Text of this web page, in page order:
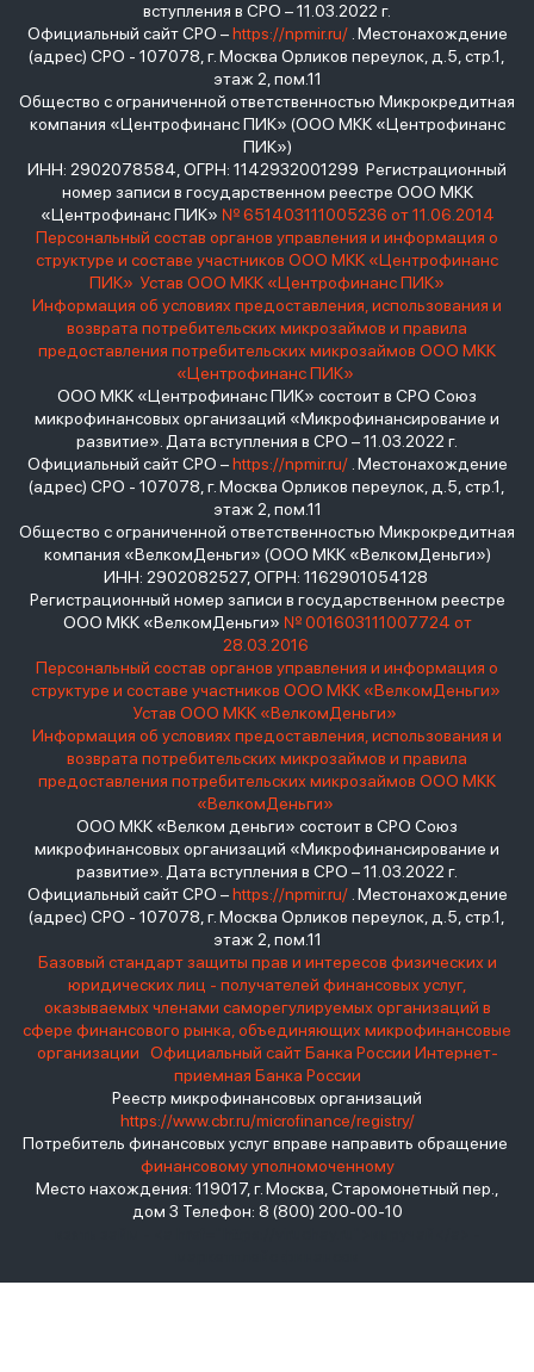
вступления в СРО – 11.03.2022 г.
Официальный сайт СРО –https://npmir.ru/. Местонахождение
(адрес) СРО - 107078, г. Москва Орликов переулок, д.5, стр.1,
этаж 2, пом.11
Общество с ограниченной ответственностью Микрокредитная
компания «Центрофинанс ПИК» (ООО МКК «Центрофинанс
ПИК»)
ИНН: 2902078584, ОГРН: 1142932001299 Регистрационный
номер записи в государственном реестре ООО МКК
«Центрофинанс ПИК» № 651403111005236 от 11.06.2014
Персональный состав органов управления и информация о
структуре и составе участников ООО МКК «Центрофинанс
ПИК» Устав ООО МКК «Центрофинанс ПИК»
Информация об условиях предоставления, использования и
возврата потребительских микрозаймов и правила
предоставления потребительских микрозаймов ООО МКК
«Центрофинанс ПИК»
ООО МКК «Центрофинанс ПИК» состоит в СРО Союз
микрофинансовых организаций «Микрофинансирование и
развитие». Дата вступления в СРО – 11.03.2022 г.
Официальный сайт СРО –https://npmir.ru/. Местонахождение
(адрес) СРО - 107078, г. Москва Орликов переулок, д.5, стр.1,
этаж 2, пом.11
Общество с ограниченной ответственностью Микрокредитная
компания «ВелкомДеньги» (ООО МКК «ВелкомДеньги»)
ИНН: 2902082527, ОГРН: 1162901054128
Регистрационный номер записи в государственном реестре
ООО МКК «ВелкомДеньги» № 001603111007724 от
28.03.2016
Персональный состав органов управления и информация о
структуре и составе участников ООО МКК «ВелкомДеньги»
Устав ООО МКК «ВелкомДеньги»
Информация об условиях предоставления, использования и
возврата потребительских микрозаймов и правила
предоставления потребительских микрозаймов ООО МКК
«ВелкомДеньги»
ООО МКК «Велком деньги» состоит в СРО Союз
микрофинансовых организаций «Микрофинансирование и
развитие». Дата вступления в СРО – 11.03.2022 г.
Официальный сайт СРО –https://npmir.ru/. Местонахождение
(адрес) СРО - 107078, г. Москва Орликов переулок, д.5, стр.1,
этаж 2, пом.11
Базовый стандарт защиты прав и интересов физических и
юридических лиц - получателей финансовых услуг,
оказываемых членами саморегулируемых организаций в
сфере финансового рынка, объединяющих микрофинансовые
организации
Официальный сайт Банка России Интернет-
приемная Банка России
Реестр микрофинансовых организаций
https://www.cbr.ru/microfinance/registry/
Потребитель финансовых услуг вправе направить обращение
финансовому уполномоченному
Место нахождения: 119017, г. Москва, Старомонетный пер.,
дом 3 Телефон: 8 (800) 200-00-10